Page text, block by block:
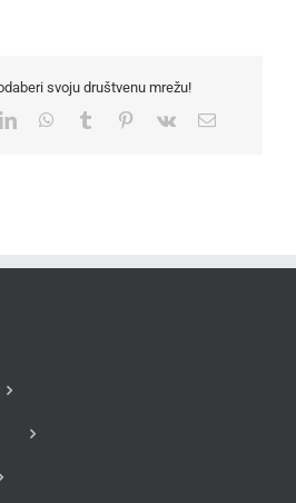
svoju društvenu mrežu!
LinkedInWhatsApp
Tumblr Pinterest
Vk Email